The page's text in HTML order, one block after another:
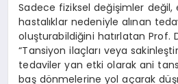
Sadece fiziksel değişimler değil,
hastalıklar nedeniyle alınan
oluşturabildiğini hatırlatan Prof.
“Tansiyon ilaçları veya
tedaviler yan etki olarak ani
baş dönmelerine yol açarak